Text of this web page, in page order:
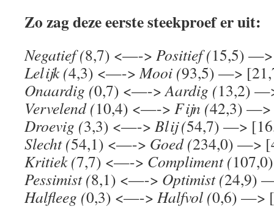
Zo zag deze eerste steekproef er uit:
Negatief (8,7) <—-> Positief (15,5)
Lelijk (4,3) <—->Mooi (93,5) —>
Onaardig (0,7) <—->Aardig (13,2)
Vervelend (10,4) <—-> Fijn (42,3) —>
Droevig (3,3) <—-> Blij (54,7) —>
Slecht (54,1) <—-> Goed (234,0) —>
Kritiek (7,7) <—-> Compliment (
Pessimist (8,1) <—-> Optimist (24,9)
Halfleeg (0,3) <—-> Halfvol (0,6) —>